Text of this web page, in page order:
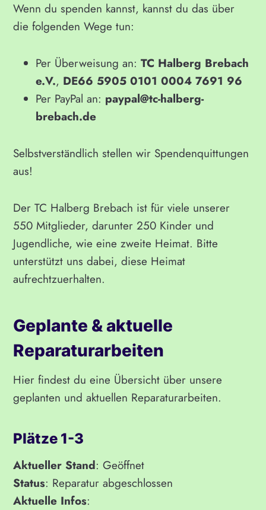
Wenn du spenden kannst, kannst du das über
die folgenden Wege tun:
Per Überweisung an:TC Halberg Brebach
e.V., DE66 5905 0101 0004 7691 96
Per PayPal an: paypal@tc-halberg-
brebach.de
Selbstverständlich stellen wir Spendenquittungen
aus!
Der TC Halberg Brebach ist für viele unserer
550 Mitglieder, darunter 250 Kinder und
Jugendliche, wie eine zweite Heimat. Bitte
unterstützt uns dabei, diese Heimat
aufrechtzuerhalten.
Geplante & aktuelle
Reparaturarbeiten
Hier findest du eine Übersicht über unsere
geplanten und aktuellen Reparaturarbeiten.
Plätze 1-3
Aktueller Stand: Geöffnet
Status: Reparatur abgeschlossen
Aktuelle Infos: